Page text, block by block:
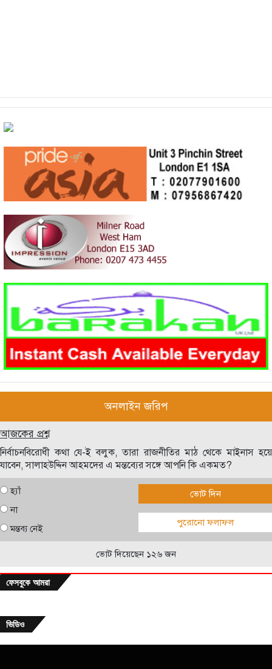
অনলাইন জরিপ
আজকের প্রশ্ন
নির্বাচনবিরোধী কথা যে-ই বলুক, তারা রাজনীতির মাঠ থেকে মাইনাস হয়ে
যাবেন, সালাহউদ্দিন আহমদের এ মন্তব্যের সঙ্গে আপনি কি একমত?
হ্যাঁ
না
মন্তব্য নেই
ভোট দিন
পুরোনো ফলাফল
ভোট দিয়েছেন ১২৬ জন
ফেসবুকে আমরা
ভিডিও